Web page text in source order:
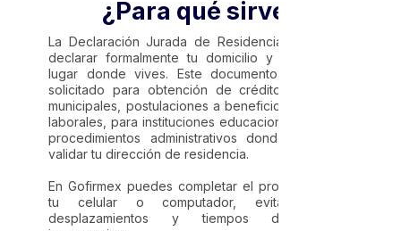
¿Para qué sirve?
La Declaración Jurada de Residencia te permite
declarar formalmente tu domicilio y acreditar el
lugar donde vives. Este documento puede ser
solicitado para obtención de créditos, trámites
municipales, postulaciones a beneficios, procesos
laborales, para instituciones educacionales y otros
procedimientos administrativos donde necesites
validar tu dirección de residencia.
En Gofirmex puedes completar el proceso desde
tu celular o computador, evitando filas,
desplazamientos y tiempos de espera